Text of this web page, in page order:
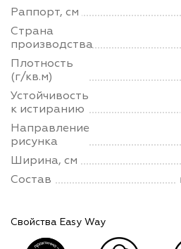
Раппорт, см
Страна
производства
Плотность
(г/кв.м)
Устойчивость
к истиранию
Направление
рисунка
Ширина, см
Состав
Свойства Easy Way